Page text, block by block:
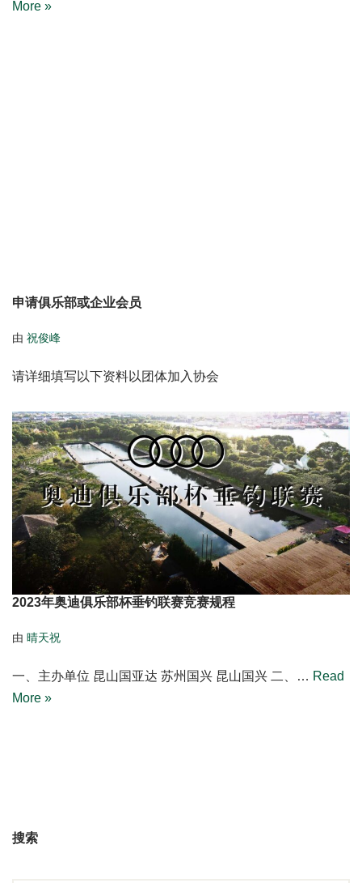
More »
申请俱乐部或企业会员
由 祝俊峰
请详细填写以下资料以团体加入协会
2023年奥迪俱乐部杯垂钓联赛竞赛规程
由 晴天祝
一、主办单位 昆山国亚达 苏州国兴 昆山国兴 二、… Read
More »
搜索